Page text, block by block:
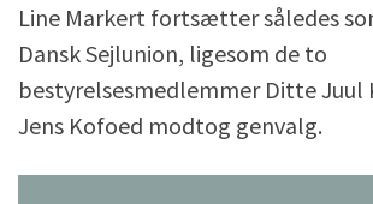
Line Markert fortsætter således
Dansk Sejlunion, ligesom de to
bestyrelsesmedlemmer Ditte Juul
Jens Kofoed modtog genvalg.